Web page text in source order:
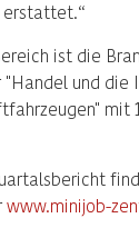
erstattet.“
ist die
und die
mit
www.minijob-